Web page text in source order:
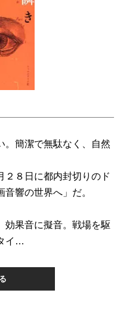
簡潔で無駄なく、自然
８日に都内封切りのド
響の世界へ」だ。
果音に擬音。戦場を駆
イ…